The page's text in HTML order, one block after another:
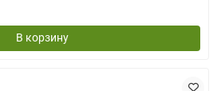
В корзину